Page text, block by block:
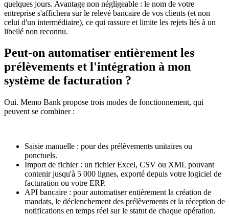
quelques jours. Avantage non négligeable : le nom de votre
entreprise s'affichera sur le relevé bancaire de vos clients (et non
celui d'un intermédiaire), ce qui rassure et limite les rejets liés à un
libellé non reconnu.
Peut-on automatiser entièrement les
prélèvements et l'intégration à mon
système de facturation ?
Oui. Memo Bank propose trois modes de fonctionnement, qui
peuvent se combiner :
Saisie manuelle : pour des prélèvements unitaires ou
ponctuels.
Import de fichier : un fichier Excel, CSV ou XML pouvant
contenir jusqu'à 5 000 lignes, exporté depuis votre logiciel de
facturation ou votre ERP.
API bancaire : pour automatiser entièrement la création de
mandats, le déclenchement des prélèvements et la réception de
notifications en temps réel sur le statut de chaque opération.